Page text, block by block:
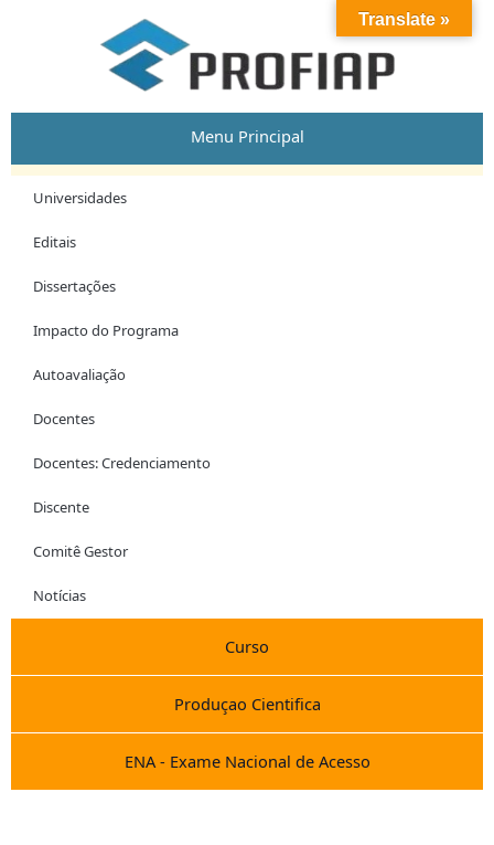
Menu Principal
Curso
Produçao Cientifica
ENA - Exame Nacional de Acesso
Universidades
Editais
Dissertações
Impacto do Programa
Autoavaliação
Docentes
Docentes: Credenciamento
Discente
Comitê Gestor
Notícias
Translate »